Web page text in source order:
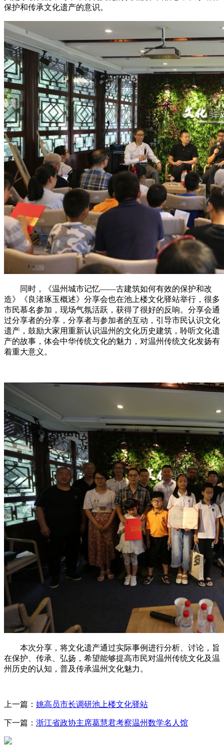
保护和传承文化遗产的意识。
同时，《温州城市记忆——古建筑如何有效的保护和改
造》《良渚琢玉概述》分享会也在池上楼文化驿站举行，很多
市民慕名参加，现场气氛活跃，获得了很好的反响。分享会通
过分享者的分享，分享者与参加者的互动，引导市民认识文化
遗产，鼓励大家用重新认识温州的文化历史建筑，聆听文化遗
产的故事，体会中华传统文化的魅力，对温州传统文化发扬有
着重大意义。
本次分享，将文化遗产通过实际事例进行分析、讨论，旨
在保护、传承、弘扬，希望能够提高市民对温州传统文化及温
州历史的认知，普及传承温州文化魅力。
上一篇： 姚高员市长调研池上楼文化驿站
下一篇： 浙江省政协主席葛慧君考察温州数学名人馆